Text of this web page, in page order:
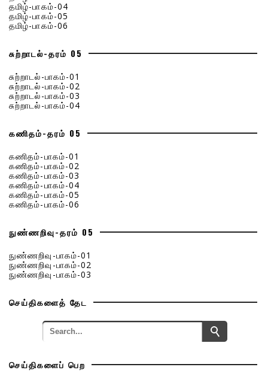
தமிழ்-பாகம்-04
தமிழ்-பாகம்-05
தமிழ்-பாகம்-06
சுற்றாடல்-தரம் 05
சுற்றாடல்-பாகம்-01
சுற்றாடல்-பாகம்-02
சுற்றாடல்-பாகம்-03
சுற்றாடல்-பாகம்-04
கணிதம்-தரம் 05
கணிதம்-பாகம்-01
கணிதம்-பாகம்-02
கணிதம்-பாகம்-03
கணிதம்-பாகம்-04
கணிதம்-பாகம்-05
கணிதம்-பாகம்-06
நுண்ணறிவு-தரம் 05
நுண்ணறிவு-பாகம்-01
நுண்ணறிவு-பாகம்-02
நுண்ணறிவு-பாகம்-03
செய்திகளைத் தேட
செய்திகளைப் பெற